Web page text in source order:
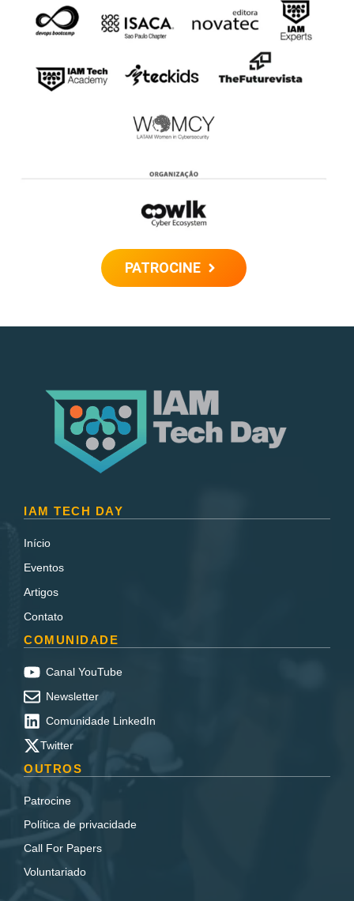
PATROCINE
IAM TECH DAY
Início
Eventos
Artigos
Contato
COMUNIDADE
Canal YouTube
Newsletter
Comunidade LinkedIn
Twitter
OUTROS
Patrocine
Política de privacidade
Call For Papers
Voluntariado